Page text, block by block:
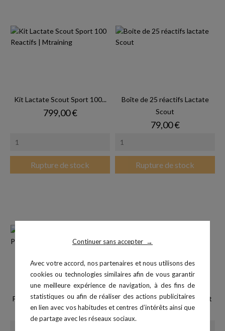
Continuer sans accepter →
Avec votre accord, nos partenaires et nous utilisons des
cookies ou technologies similaires afin de vous garantir
une meilleure expérience de navigation, à des fins de
statistiques ou afin de réaliser des actions publicitaires
en lien avec vos habitudes et centres d’intérêts ainsi que
de partage avec les réseaux sociaux.
Kit Lactate Scout Sport 100...
Prix
799,00 €
Rupture de stock
Boîte de 25 réactifs Lactate
Scout
Prix
79,00 €
Rupture de stock
Pack 50 réactifs Lactate Scout
Prix
155,00 €
Lactate Scout Sport Start Set
Prix
499,00 €